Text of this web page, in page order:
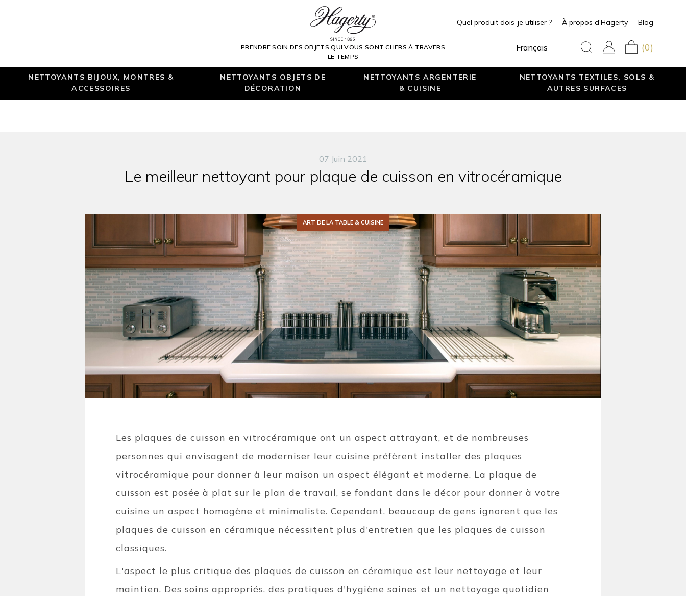
PRENDRE SOIN DES OBJETS QUI VOUS SONT CHERS À TRAVERS
LE TEMPS
Quel produit dois-je utiliser ? À propos d'Hagerty Blog
Français (0)
NETTOYANTS BIJOUX, MONTRES &
ACCESSOIRES
NETTOYANTS OBJETS DE
DÉCORATION
NETTOYANTS ARGENTERIE
& CUISINE
NETTOYANTS TEXTILES, SOLS &
AUTRES SURFACES
07 Juin 2021
Le meilleur nettoyant pour plaque de cuisson en vitrocéramique
ART DE LA TABLE & CUISINE
Les plaques de cuisson en vitrocéramique ont un aspect attrayant, et de nombreuses
personnes qui envisagent de moderniser leur cuisine préfèrent installer des plaques
vitrocéramique pour donner à leur maison un aspect élégant et moderne. La plaque de
cuisson est posée à plat sur le plan de travail, se fondant dans le décor pour donner à votre
cuisine un aspect homogène et minimaliste. Cependant, beaucoup de gens ignorent que les
plaques de cuisson en céramique nécessitent plus d'entretien que les plaques de cuisson
classiques.
L'aspect le plus critique des plaques de cuisson en céramique est leur nettoyage et leur
maintien. Des soins appropriés, des pratiques d'hygiène saines et un nettoyage quotidien